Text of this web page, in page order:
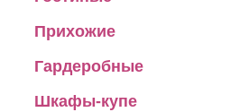
Прихожие
Гардеробные
Шкафы-купе